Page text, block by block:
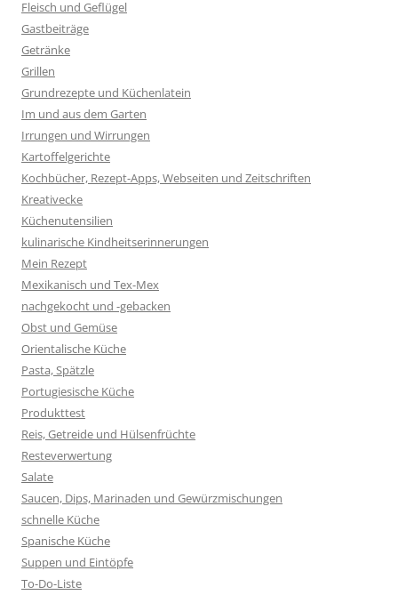
Fleisch und Geflügel
Gastbeiträge
Getränke
Grillen
Grundrezepte und Küchenlatein
Im und aus dem Garten
Irrungen und Wirrungen
Kartoffelgerichte
Kochbücher, Rezept-Apps, Webseiten und Zeitschriften
Kreativecke
Küchenutensilien
kulinarische Kindheitserinnerungen
Mein Rezept
Mexikanisch und Tex-Mex
nachgekocht und -gebacken
Obst und Gemüse
Orientalische Küche
Pasta, Spätzle
Portugiesische Küche
Produkttest
Reis, Getreide und Hülsenfrüchte
Resteverwertung
Salate
Saucen, Dips, Marinaden und Gewürzmischungen
schnelle Küche
Spanische Küche
Suppen und Eintöpfe
To-Do-Liste